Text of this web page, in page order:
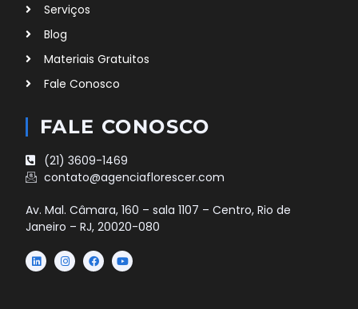
Serviços
Blog
Materiais Gratuitos
Fale Conosco
FALE CONOSCO
(21) 3609-1469
contato@agenciaflorescer.com
Av. Mal. Câmara, 160 – sala 1107 – Centro, Rio de
Janeiro – RJ, 20020-080